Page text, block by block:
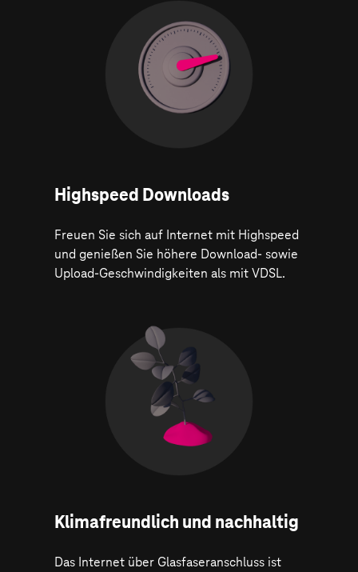
Highspeed Downloads
Freuen Sie sich auf Internet mit Highspeed
und genießen Sie höhere Download- sowie
Upload-Geschwindigkeiten als mit VDSL.
Klima­freundlich und nachhaltig
Das Internet über Glasfaseranschluss ist